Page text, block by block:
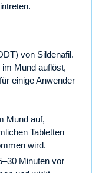
von Sildenafil.
Mund auflöst,
einige Anwender
Mund auf,
Tabletten
wird.
Minuten vor